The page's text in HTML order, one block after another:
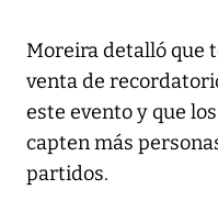
Moreira detalló que
venta de
este evento y que
capten más
partidos.